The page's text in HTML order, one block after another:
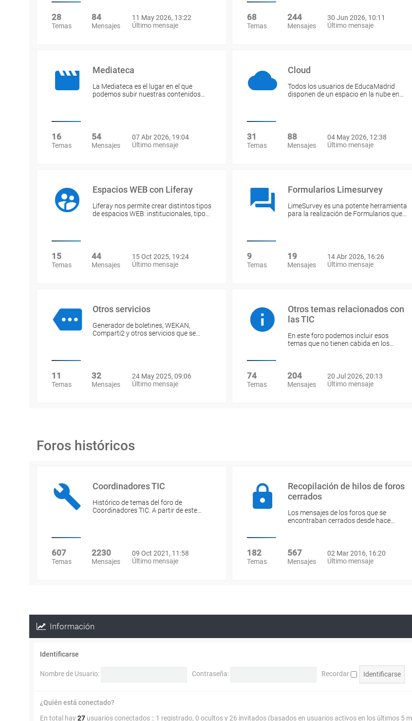
28
Temas
84
Mensajes
11 May 2026, 13:22
Último mensaje
68
Temas
244
Mensajes
30 Jun 2026, 10:11
Último mensaje
Mediateca
La Mediateca es el lugar en el que
podemos subir nuestras contenidos…
16
Temas
54
Mensajes
07 Abr 2026, 19:04
Último mensaje
Cloud
Todos los usuarios de EducaMadrid
disponen de un espacio en la nube en…
31
Temas
88
Mensajes
04 May 2026, 12:38
Último mensaje
Espacios WEB con Liferay
Liferay nos permite crear distintos tipos
de espacios WEB: institucionales, tipo…
15
Temas
44
Mensajes
15 Oct 2025, 19:24
Último mensaje
Formularios Limesurvey
LimeSurvey es una potente herramienta
para la realización de Formularios que…
9
Temas
19
Mensajes
14 Abr 2026, 16:26
Último mensaje
Otros servicios
Generador de boletines, WEKAN,
Comparti2 y otros servicios que se…
11
Temas
32
Mensajes
24 May 2025, 09:06
Último mensaje
Otros temas relacionados con
las TIC
En este foro podemos incluir esos
temas que no tienen cabida en los…
74
Temas
204
Mensajes
20 Jul 2026, 20:13
Último mensaje
Foros históricos
Coordinadores TIC
Histórico de temas del foro de
Coordinadores TIC. A partir de este…
607
Temas
2230
Mensajes
09 Oct 2021, 11:58
Último mensaje
Recopilación de hilos de foros
cerrados
Los mensajes de los foros que se
encontraban cerrados desde hace…
182
Temas
567
Mensajes
02 Mar 2016, 16:20
Último mensaje
Información
Identificarse
Nombre de Usuario: Contraseña: Recordar
¿Quién está conectado?
En total hay27 usuarios conectados :: 1 registrado, 0 ocultos y 26 invitados (basados en usuarios activos en los últimos 5